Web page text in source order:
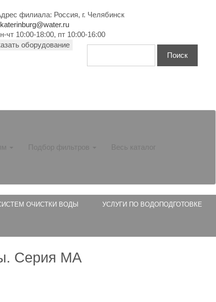
филиала: Россия, г. Челябинск
чт 10:00-18:00, пт 10:00-16:00
оборудование
Подбор фильтров Весь каталог
ОЧИСТКИ ВОДЫ УСЛУГИ ПО ВОДОПОДГОТОВКЕ
Серия MA